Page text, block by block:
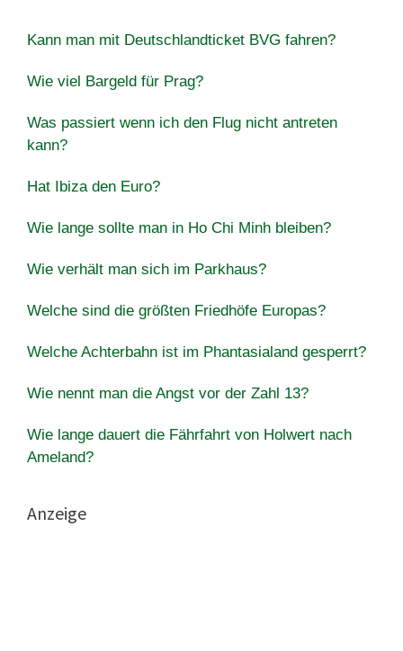
Kann man mit Deutschlandticket BVG fahren?
Wie viel Bargeld für Prag?
Was passiert wenn ich den Flug nicht antreten
kann?
Hat Ibiza den Euro?
Wie lange sollte man in Ho Chi Minh bleiben?
Wie verhält man sich im Parkhaus?
Welche sind die größten Friedhöfe Europas?
Welche Achterbahn ist im Phantasialand gesperrt?
Wie nennt man die Angst vor der Zahl 13?
Wie lange dauert die Fährfahrt von Holwert nach
Ameland?
Anzeige